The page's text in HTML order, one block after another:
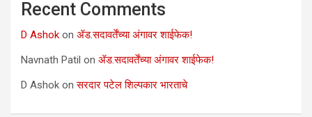
Recent Comments
D Ashok on ॲड.सदावर्तेंच्या अंगावर शाईफेक!
Navnath Patil on ॲड.सदावर्तेंच्या अंगावर शाईफेक!
D Ashok onसरदार पटेल शिल्पकार भारताचे